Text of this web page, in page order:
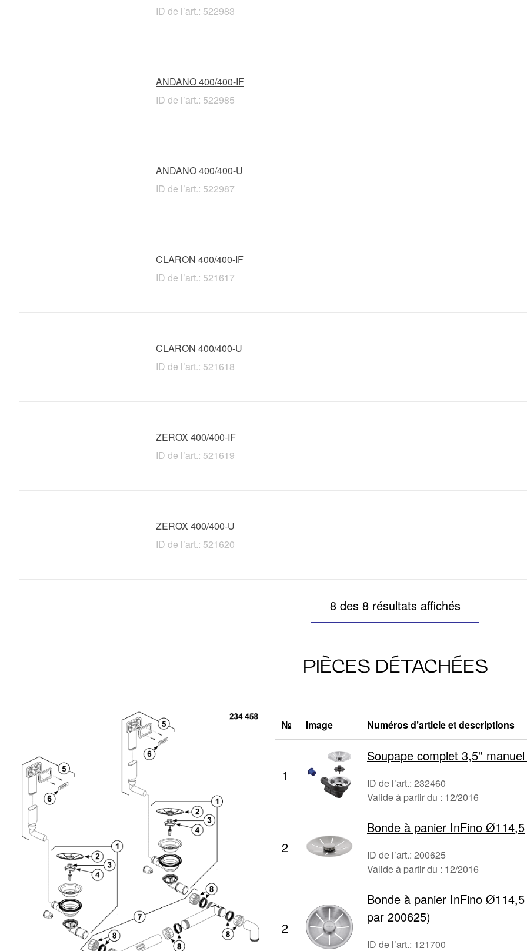
ID de l’art.: 522983
ANDANO 400/400-IF
ID de l’art.: 522985
ANDANO 400/400-U
ID de l’art.: 522987
CLARON 400/400-IF
ID de l’art.: 521617
CLARON 400/400-U
ID de l’art.: 521618
ZEROX 400/400-IF
ID de l’art.: 521619
ZEROX 400/400-U
ID de l’art.: 521620
8 des 8 résultats affichés
PIÈCES DÉTACHÉES
№ Image Numéros d’article et descriptions
1
Soupape complet 3,5''
ID de l’art.: 232460
Valide à partir du : 12/2016
2
Bonde à panier InFino Ø114,5
ID de l’art.: 200625
Valide à partir du : 12/2016
2
Bonde à panier InFino
par 200625)
ID de l’art.: 121700